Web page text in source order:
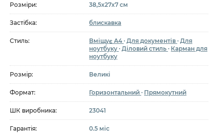
Розміри: 38,5х27х7 см
Застібка: блискавка
Стиль: Вміщує А4·Для документів·Для
ноутбуку·Діловий стиль· Карман для
ноутбуку
Розмір: Великі
Формат: Горизонтальний· Прямокутний
ШК виробника: 23041
Гарантія: 0.5 міс